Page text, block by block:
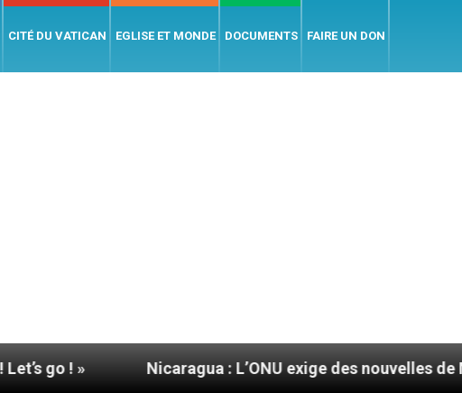
CITÉ DU VATICAN EGLISE ET MONDE DOCUMENTS FAIRE UN DON
Nicaragua : L’ONU exige des nouvelles de Mgr Mata